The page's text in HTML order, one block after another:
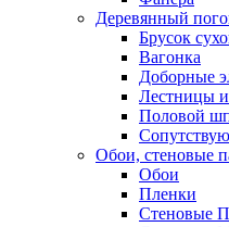
Деревянный
Брусок
Вагонка
Доборные
Лестницы
Половой
Обои, стеновые
Обои
Пленки
Стеновые